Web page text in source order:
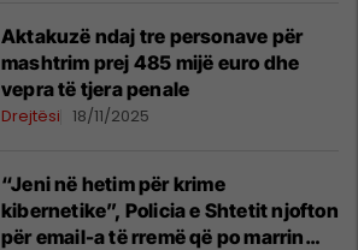
Aktakuzë ndaj tre personave për
mashtrim prej 485 mijë euro dhe
vepra të tjera penale
Drejtësi 18/11/2025
“Jeni në hetim për krime
kibernetike”, Policia e Shtetit njofton
për email-a të rremë që po marrin